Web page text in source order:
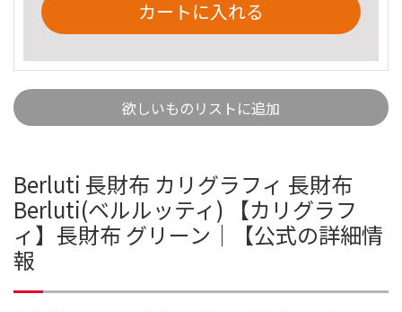
カートに入れる
欲しいものリストに追加
Berluti 長財布 カリグラフィ 長財布
Berluti(ベルルッティ) 【カリグラフ
ィ】長財布 グリーン｜【公式の詳細情
報